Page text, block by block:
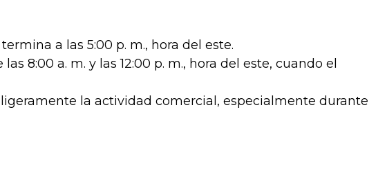
a las 5:00 p. m., hora del este.
8:00 a. m. y las 12:00 p. m., hora del este, cuando el
la actividad comercial, especialmente durante